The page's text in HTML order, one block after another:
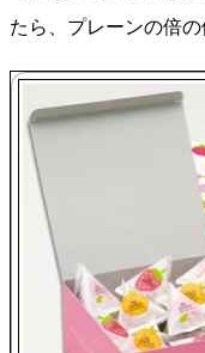
たら、プレーンの倍